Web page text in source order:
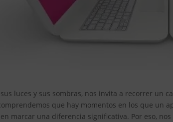
luces y sus sombras, nos invita a recorrer un
que hay momentos en los que un
marcar una diferencia significativa. Por eso,